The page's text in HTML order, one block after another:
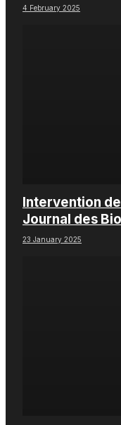
4 February 2025
Intervention
Journal des
23 January 2025